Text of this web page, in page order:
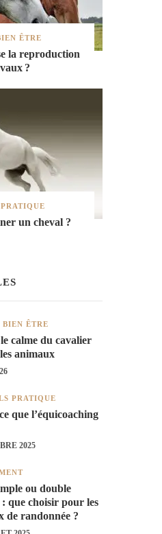
ÊTRE
la reproduction
?
un cheval ?
BIEN ÊTRE
calme du cavalier
animaux
PRATIQUE
que l’équicoaching
2025
ou double
que choisir pour les
de randonnée ?